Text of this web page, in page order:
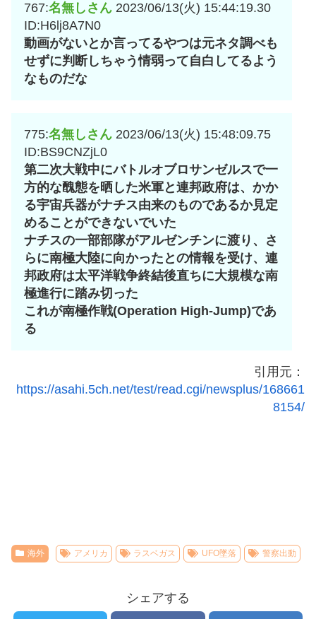
767:名無しさん 2023/06/13(火) 15:44:19.30
ID:H6lj8A7N0
動画がないとか言ってるやつは元ネタ調べも
せずに判断しちゃう情弱って自白してるよう
なものだな
775:名無しさん 2023/06/13(火) 15:48:09.75
ID:BS9CNZjL0
第二次大戦中にバトルオブロサンゼルスで一
方的な醜態を晒した米軍と連邦政府は、かか
る宇宙兵器がナチス由来のものであるか見定
めることができないでいた
ナチスの一部部隊がアルゼンチンに渡り、さ
らに南極大陸に向かったとの情報を受け、連
邦政府は太平洋戦争終結後直ちに大規模な南
極進行に踏み切った
これが南極作戦(Operation High-Jump)であ
る
引用元：
https://asahi.5ch.net/test/read.cgi/newsplus/168661
8154/
海外 アメリカ ラスベガス UFO墜落 警察出動
シェアする